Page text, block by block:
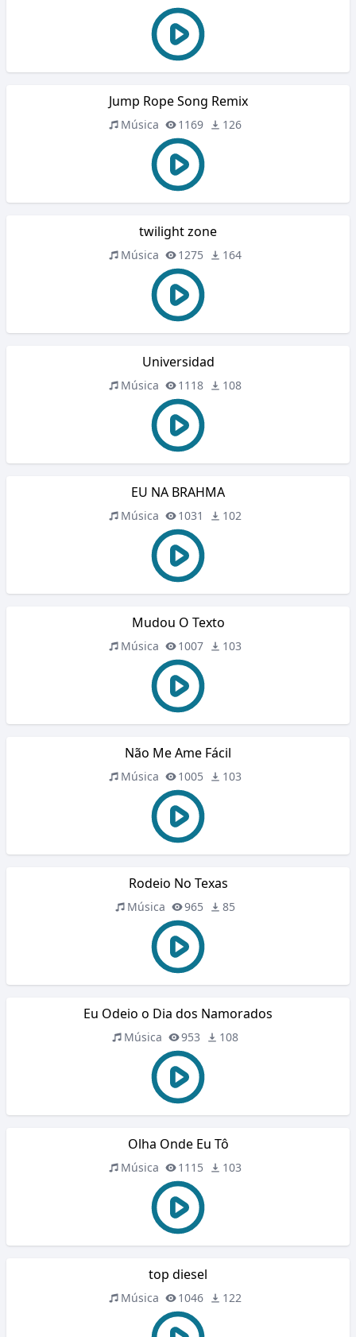
Jump Rope Song Remix
Música 1169 126
twilight zone
Música 1275 164
Universidad
Música 1118 108
EU NA BRAHMA
Música 1031 102
Mudou O Texto
Música 1007 103
Não Me Ame Fácil
Música 1005 103
Rodeio No Texas
Música 965 85
Eu Odeio o Dia dos Namorados
Música 953 108
Olha Onde Eu Tô
Música 1115 103
top diesel
Música 1046 122